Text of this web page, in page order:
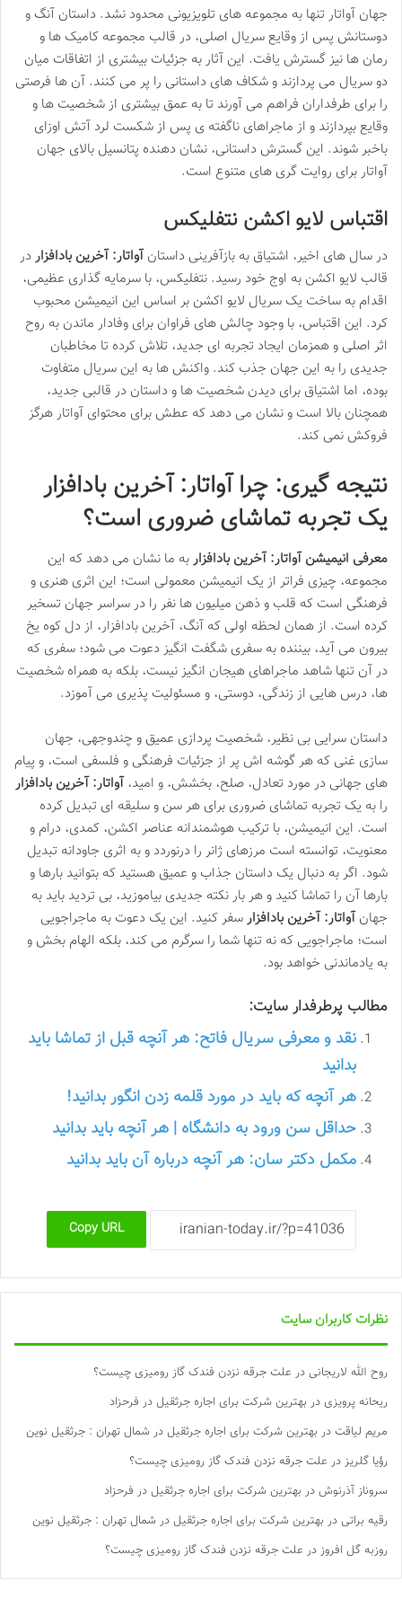
جهان آواتار تنها به مجموعه های تلویزیونی محدود نشد. داستان آنگ و
دوستانش پس از وقایع سریال اصلی، در قالب مجموعه کامیک ها و
رمان ها نیز گسترش یافت. این آثار به جزئیات بیشتری از اتفاقات میان
دو سریال می پردازند و شکاف های داستانی را پر می کنند. آن ها فرصتی
را برای طرفداران فراهم می آورند تا به عمق بیشتری از شخصیت ها و
وقایع بپردازند و از ماجراهای ناگفته ی پس از شکست لرد آتش اوزای
باخبر شوند. این گسترش داستانی، نشان دهنده پتانسیل بالای جهان
آواتار برای روایت گری های متنوع است.
اقتباس لایو اکشن نتفلیکس
در سال های اخیر، اشتیاق به بازآفرینی داستانآواتار: آخرین بادافزاردر
قالب لایو اکشن به اوج خود رسید. نتفلیکس، با سرمایه گذاری عظیمی،
اقدام به ساخت یک سریال لایو اکشن بر اساس این انیمیشن محبوب
کرد. این اقتباس، با وجود چالش های فراوان برای وفادار ماندن به روح
اثر اصلی و همزمان ایجاد تجربه ای جدید، تلاش کرده تا مخاطبان
جدیدی را به این جهان جذب کند. واکنش ها به این سریال متفاوت
بوده، اما اشتیاق برای دیدن شخصیت ها و داستان در قالبی جدید،
همچنان بالا است و نشان می دهد که عطش برای محتوای آواتار هرگز
فروکش نمی کند.
نتیجه گیری: چرا آواتار: آخرین بادافزار
یک تجربه تماشای ضروری است؟
معرفی انیمیشن آواتار: آخرین بادافزاربه ما نشان می دهد که این
مجموعه، چیزی فراتر از یک انیمیشن معمولی است؛ این اثری هنری و
فرهنگی است که قلب و ذهن میلیون ها نفر را در سراسر جهان تسخیر
کرده است. از همان لحظه اولی که آنگ، آخرین بادافزار، از دل کوه یخ
بیرون می آید، بیننده به سفری شگفت انگیز دعوت می شود؛ سفری که
در آن تنها شاهد ماجراهای هیجان انگیز نیست، بلکه به همراه شخصیت
ها، درس هایی از زندگی، دوستی، و مسئولیت پذیری می آموزد.
داستان سرایی بی نظیر، شخصیت پردازی عمیق و چندوجهی، جهان
سازی غنی که هر گوشه اش پر از جزئیات فرهنگی و فلسفی است، و پیام
های جهانی در مورد تعادل، صلح، بخشش، و امید،آواتار: آخرین بادافزار
را به یک تجربه تماشای ضروری برای هر سن و سلیقه ای تبدیل کرده
است. این انیمیشن، با ترکیب هوشمندانه عناصر اکشن، کمدی، درام و
معنویت، توانسته است مرزهای ژانر را درنوردد و به اثری جاودانه تبدیل
شود. اگر به دنبال یک داستان جذاب و عمیق هستید که بتوانید بارها و
بارها آن را تماشا کنید و هر بار نکته جدیدی بیاموزید، بی تردید باید به
جهانآواتار: آخرین بادافزارسفر کنید. این یک دعوت به ماجراجویی
است؛ ماجراجویی که نه تنها شما را سرگرم می کند، بلکه الهام بخش و
به یادماندنی خواهد بود.
مطالب پرطرفدار سایت:
نقد و معرفی سریال فاتح: هر آنچه قبل از تماشا باید
بدانید
هر آنچه که باید در مورد قلمه زدن انگور بدانید!
حداقل سن ورود به دانشگاه | هر آنچه باید بدانید
مکمل دکتر سان: هر آنچه درباره آن باید بدانید
Copy URL
نظرات کاربران سایت
روح الله لاریجانی در علت جرقه نزدن فندک گاز رومیزی چیست؟
ریحانه پرویزی در بهترین شرکت برای اجاره جرثقیل در فرحزاد
مریم لیاقت در بهترین شرکت برای اجاره جرثقیل در شمال تهران : جرثقیل نوین
رؤیا گلریز در علت جرقه نزدن فندک گاز رومیزی چیست؟
سروناز آذرنوش در بهترین شرکت برای اجاره جرثقیل در فرحزاد
رقیه براتی در بهترین شرکت برای اجاره جرثقیل در شمال تهران : جرثقیل نوین
روزبه گل افروز در علت جرقه نزدن فندک گاز رومیزی چیست؟